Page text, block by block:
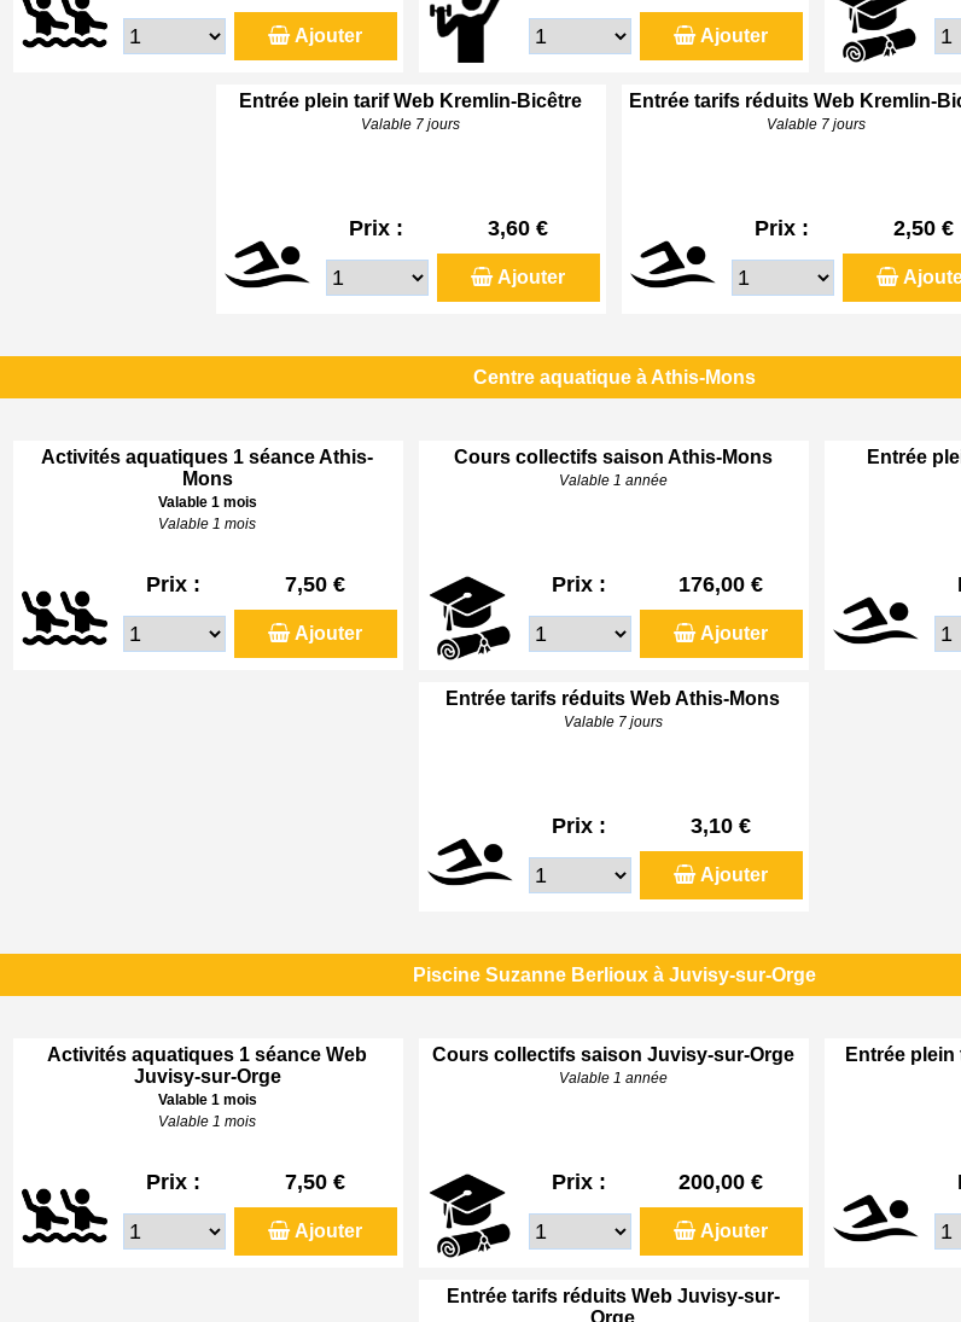
Ajouter Ajouter
Entrée plein tarif Web Kremlin-Bicêtre
Valable 7 jours
Prix : 3,60 €
Ajouter
Entrée tarifs réduits Web Kremlin-
Valable 7 jours
Prix : 2,50 €
Centre aquatique à Athis-Mons
Activités aquatiques 1 séance Athis-
Mons
Valable 1 mois
Valable 1 mois
Prix : 7,50 €
Ajouter
Cours collectifs saison Athis-Mons
Valable 1 année
Prix : 176,00 €
Ajouter
Entrée
Entrée tarifs réduits Web Athis-Mons
Valable 7 jours
Prix : 3,10 €
Ajouter
Piscine Suzanne Berlioux à Juvisy-sur-Orge
Activités aquatiques 1 séance Web
Juvisy-sur-Orge
Valable 1 mois
Valable 1 mois
Prix : 7,50 €
Ajouter
Cours collectifs saison Juvisy-sur-Orge
Valable 1 année
Prix : 200,00 €
Ajouter
Entrée
Entrée tarifs réduits Web Juvisy-sur-
Orge